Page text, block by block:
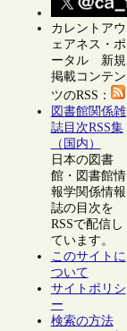
カレントアウ
ェアネス・ポ
ータル 新規
掲載コンテン
ツのRSS：
図書館関係雑
誌目次RSS集
（国内）
日本の図書
館・図書館情
報学関係情報
誌の目次を
RSSで配信し
ています。
このサイトに
ついて
サイトポリシ
ー
検索の方法